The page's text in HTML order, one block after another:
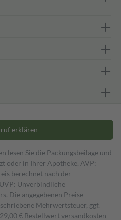
erklären
lesen Sie die Packungsbeilage und
oder in Ihrer Apotheke. AVP:
berechnet nach der
Unverbindliche
Die angegebenen Preise
Mehrwertsteuer, ggf.
€ Bestell­wert versand­kosten­